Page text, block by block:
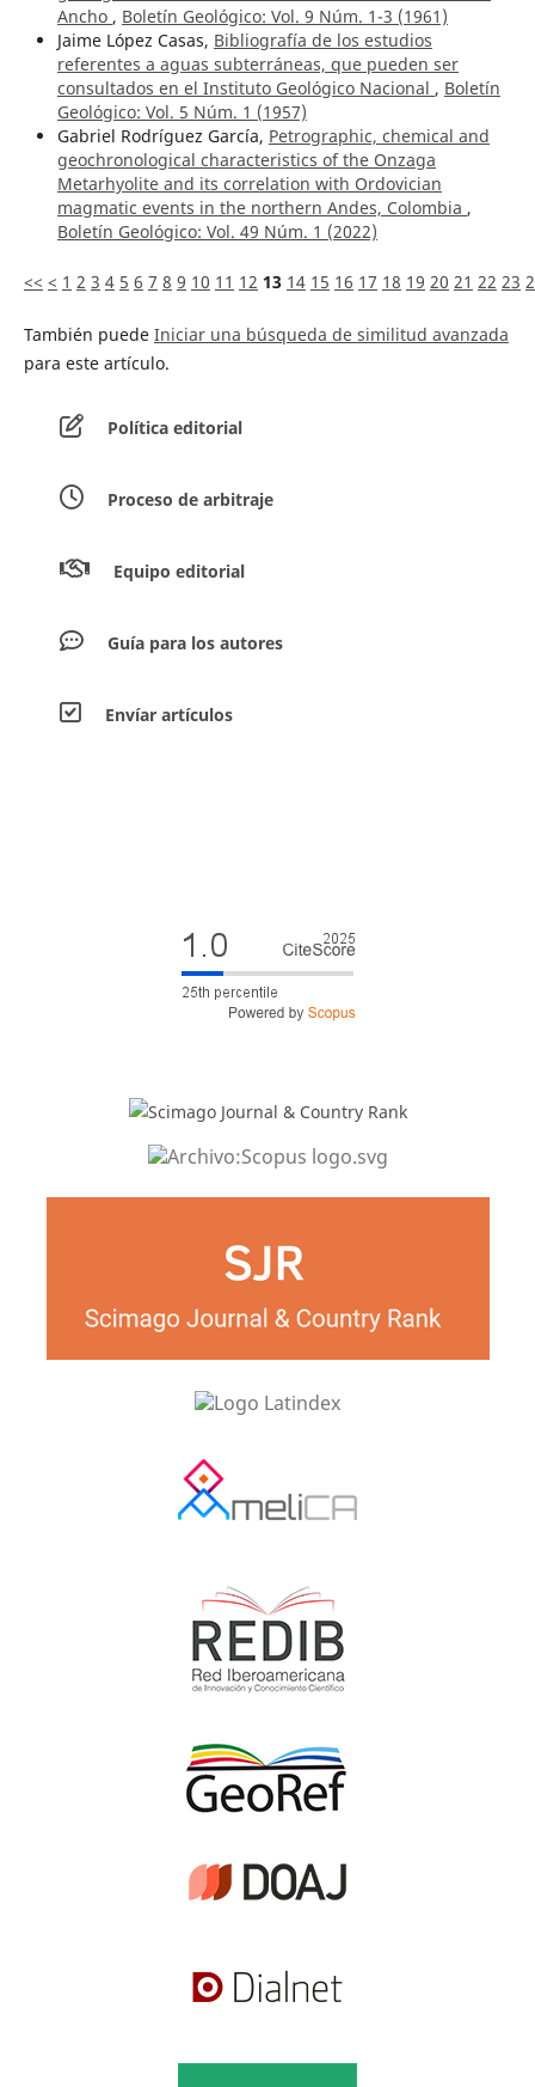
Ancho , Boletín Geológico: Vol. 9 Núm. 1-3 (1961)
Jaime López Casas, Bibliografía de los estudios
referentes a aguas subterráneas, que pueden ser
consultados en el Instituto Geológico Nacional , Boletín
Geológico: Vol. 5 Núm. 1 (1957)
Gabriel Rodríguez García, Petrographic, chemical and
geochronological characteristics of the Onzaga
Metarhyolite and its correlation with Ordovician
magmatic events in the northern Andes, Colombia ,
Boletín Geológico: Vol. 49 Núm. 1 (2022)
<< < 1 2 3 4 5 6 7 8 9 10 11 12 13 14 15 16 17 18 19 20 21 22 23
También puede Iniciar una búsqueda de similitud avanzada
para este artículo.
Política editorial
Proceso de arbitraje
Equipo editorial
Guía para los autores
Envíar artículos